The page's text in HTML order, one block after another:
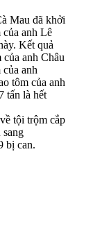
Mau đã khởi
của anh Lê
Kết quả
anh Châu
anh
tôm của anh
tấn là hết
tội trộm cắp
sang
bị can.